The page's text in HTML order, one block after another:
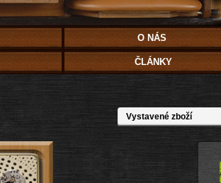
O NÁS
ČLÁNKY